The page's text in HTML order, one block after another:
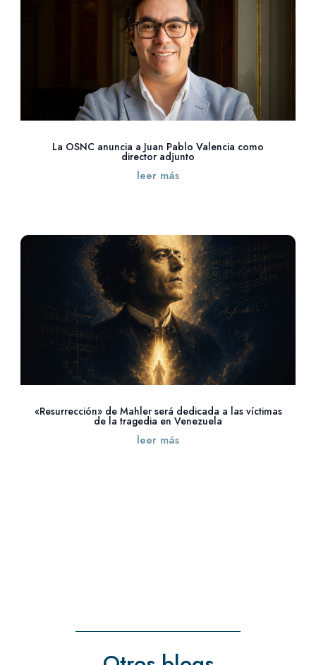
La OSNC anuncia a Juan Pablo Valencia como
director adjunto
leer más
«Resurrección» de Mahler será dedicada a las víctimas
de la tragedia en Venezuela
leer más